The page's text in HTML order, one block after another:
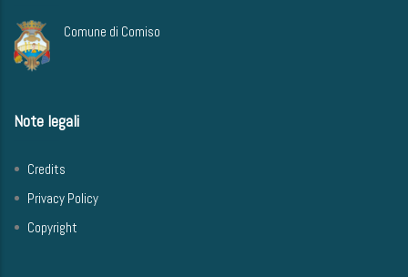
Comune di Comiso
Note legali
Credits
Privacy Policy
Copyright